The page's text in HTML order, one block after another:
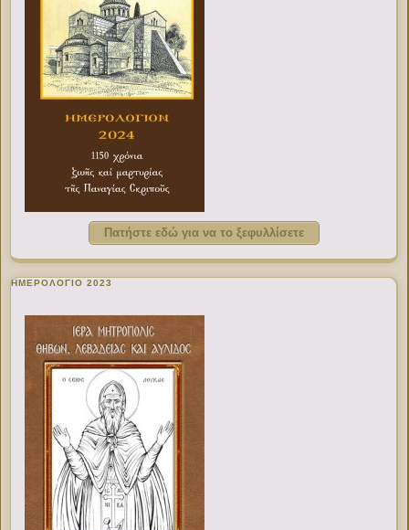
Πατήστε εδώ για να το ξεφυλλίσετε
ΗΜΕΡΟΛΟΓΙΟ 2023